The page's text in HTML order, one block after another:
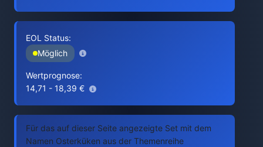
EOL Status:
Möglich
Wertprognose:
14,71 - 18,39 €
Für das auf dieser Seite angezeigte Set mit dem
Namen Osterküken aus der Themenreihe